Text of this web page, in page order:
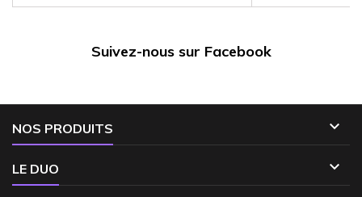
Suivez-nous sur Facebook
NOS PRODUITS 
LE DUO 